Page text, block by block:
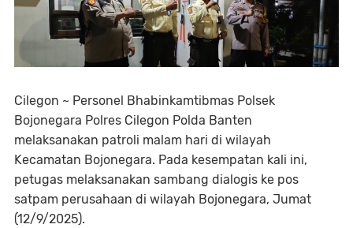
Cilegon ~ Personel Bhabinkamtibmas Polsek
Bojonegara Polres Cilegon Polda Banten
melaksanakan patroli malam hari di wilayah
Kecamatan Bojonegara. Pada kesempatan kali ini,
petugas melaksanakan sambang dialogis ke pos
satpam perusahaan di wilayah Bojonegara, Jumat
(12/9/2025).